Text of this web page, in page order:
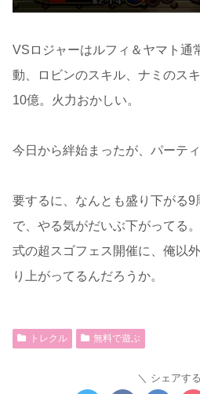
VSロジャーはルフィ＆ヤマト
動、ロビンのスキル、ナミのス
10億。火力おかしい。
今日から絆始まったが、パーテ
要するに、なんとも盛り下がる
で、やる気がだいぶ下がってる
式の超スゴフェス開催に、俺以
り上がってるんだろうか。
トレクル 無料で遊ぶ
シェアする